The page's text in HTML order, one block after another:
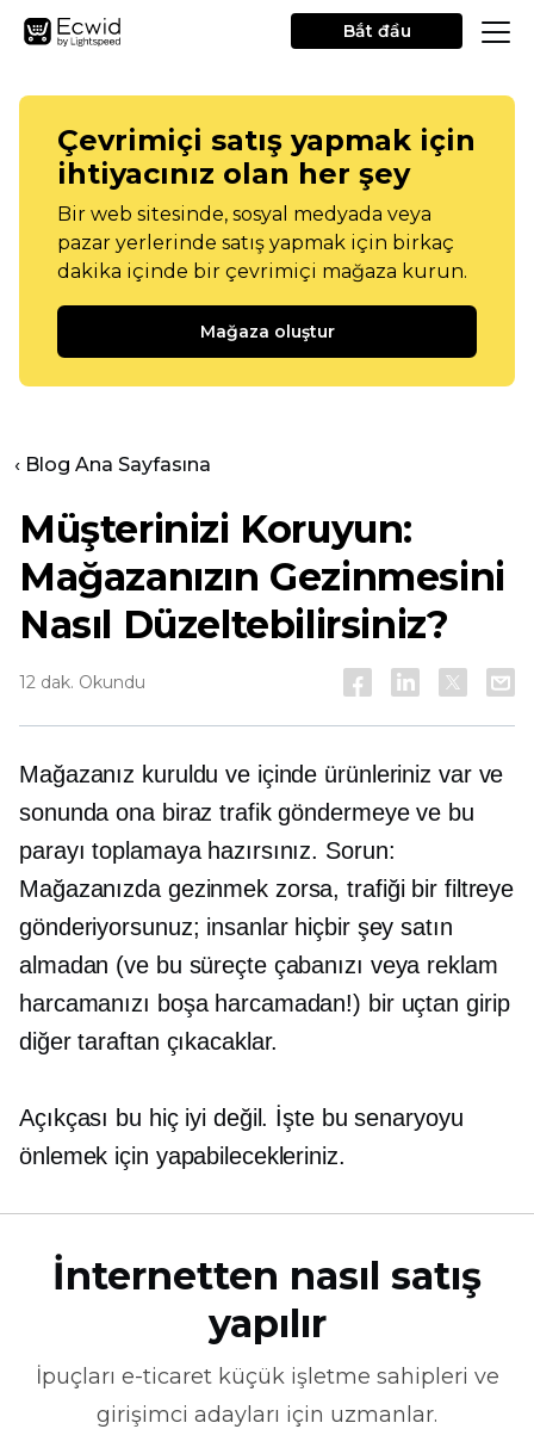
Bắt đầu
Çevrimiçi satış yapmak için
ihtiyacınız olan her şey
Bir web sitesinde, sosyal medyada veya
pazar yerlerinde satış yapmak için birkaç
dakika içinde bir çevrimiçi mağaza kurun.
Mağaza oluştur
‹ Blog Ana Sayfasına
Müşterinizi Koruyun:
Mağazanızın Gezinmesini
Nasıl Düzeltebilirsiniz?
12 dak. Okundu
Mağazanız kuruldu ve içinde ürünleriniz var ve
sonunda ona biraz trafik göndermeye ve bu
parayı toplamaya hazırsınız. Sorun:
Mağazanızda gezinmek zorsa, trafiği bir filtreye
gönderiyorsunuz; insanlar hiçbir şey satın
almadan (ve bu süreçte çabanızı veya reklam
harcamanızı boşa harcamadan!) bir uçtan girip
diğer taraftan çıkacaklar.
Açıkçası bu hiç iyi değil. İşte bu senaryoyu
önlemek için yapabilecekleriniz.
İnternetten nasıl satış
yapılır
İpuçları e-ticaretküçük işletme sahipleri ve
girişimci adayları için uzmanlar.